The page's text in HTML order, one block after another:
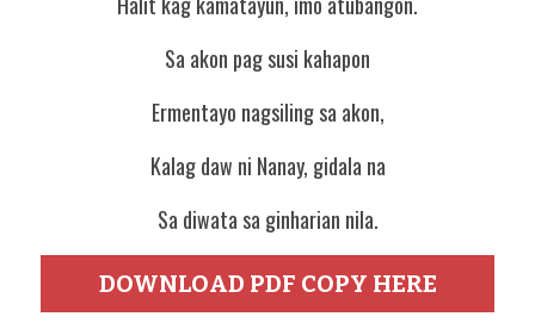
Sa akon pag susi kahapon
Ermentayo nagsiling sa akon,
Kalag daw ni Nanay, gidala na
Sa diwata sa ginharian nila.
DOWNLOAD PDF COPY HERE